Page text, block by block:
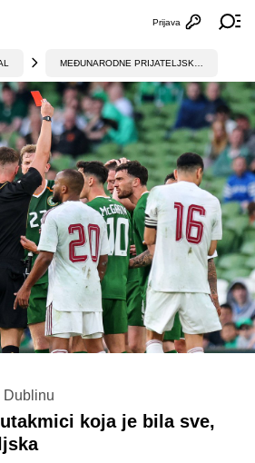
Otvori
Prijava
Dublinu
koja je bila sve,